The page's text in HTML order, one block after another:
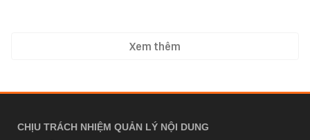
Xem thêm
CHỊU TRÁCH NHIỆM QUẢN LÝ NỘI DUNG